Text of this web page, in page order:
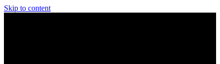
Skip to content